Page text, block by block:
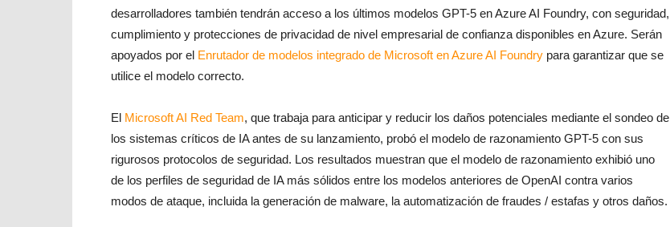
desarrolladores también tendrán acceso a los últimos modelos GPT-5 en Azure AI Foundry, con seguridad,
cumplimiento y protecciones de privacidad de nivel empresarial de confianza disponibles en Azure. Serán
apoyados por el Enrutador de modelos integrado de Microsoft en Azure AI Foundry para garantizar que se
utilice el modelo correcto.
El Microsoft AI Red Team, que trabaja para anticipar y reducir los daños potenciales mediante el sondeo de
los sistemas críticos de IA antes de su lanzamiento, probó el modelo de razonamiento GPT-5 con sus
rigurosos protocolos de seguridad. Los resultados muestran que el modelo de razonamiento exhibió uno
de los perfiles de seguridad de IA más sólidos entre los modelos anteriores de OpenAI contra varios
modos de ataque, incluida la generación de malware, la automatización de fraudes / estafas y otros daños.